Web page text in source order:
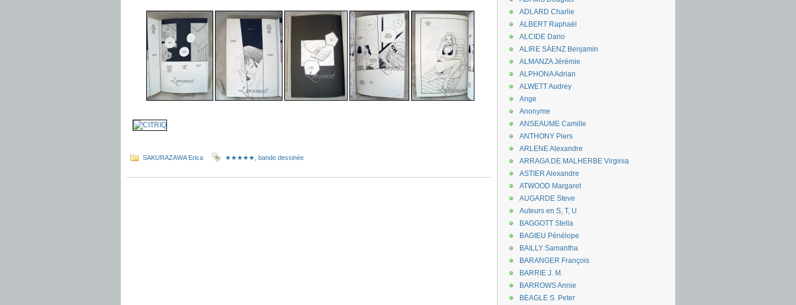
SAKURAZAWA Erica ★★★★★ bande dessinée
ADLARD Charlie
ALBERT Raphaël
ALCIDE Dario
ALIRE SÁENZ Benjamin
ALMANZA Jérémie
ALPHONA Adrian
ALWETT Audrey
Ange
Anonyme
ANSEAUME Camille
ANTHONY Piers
ARLENE Alexandre
ARRAGA DE MALHERBE Virginia
ASTIER Alexandre
ATWOOD Margaret
AUGARDE Steve
Auteurs en S, T, U
BAGGOTT Stella
BAGIEU Pénélope
BAILLY Samantha
BARANGER François
BARRIE J. M.
BARROWS Annie
BEAGLE S. Peter